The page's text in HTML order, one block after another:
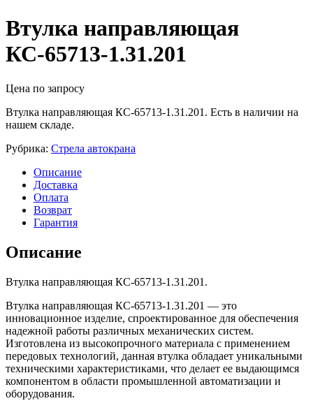
Втулка направляющая
КС-65713-1.31.201
Цена по запросу
Втулка направляющая КС-65713-1.31.201. Есть в наличии на
нашем складе.
Рубрика: Стрела автокрана
Описание
Доставка
Оплата
Возврат
Гарантия
Описание
Втулка направляющая КС-65713-1.31.201.
Втулка направляющая КС-65713-1.31.201 — это
инновационное изделие, спроектированное для обеспечения
надежной работы различных механических систем.
Изготовлена из высокопрочного материала с применением
передовых технологий, данная втулка обладает уникальными
техническими характеристиками, что делает ее выдающимся
компонентом в области промышленной автоматизации и
оборудования.